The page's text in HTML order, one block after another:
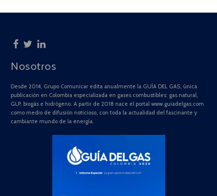
Nosotros
Desde 2014, Grupo Comunicar edita anualmente la GUÍA DEL GAS, única
publicación en Colombia especializada en gases combustibles: gas natural,
GLP, biogás e hidrógeno. A partir de 2018 nace el portal www.guiadelgas.com
como medio de difusión noticioso, con toda la actualidad del fascinante y
cambiante mundo de la energía.